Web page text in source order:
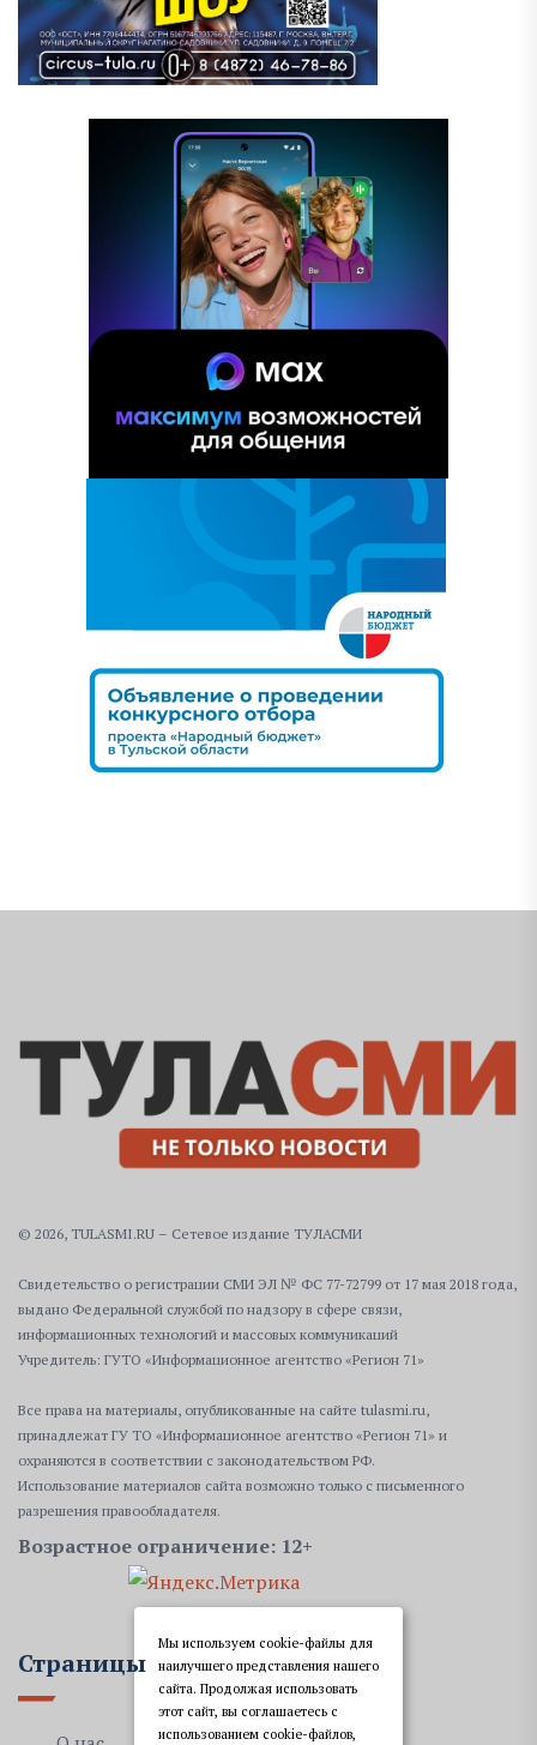
© 2026, TULASMI.RU – Сетевое издание ТУЛАСМИ
Свидетельство о регистрации СМИ ЭЛ № ФС 77-72799 от 17 мая 2018 года,
выдано Федеральной службой по надзору в сфере связи,
информационных технологий и массовых коммуникаций
Учредитель: ГУТО «Информационное агентство «Регион 71»
Все права на материалы, опубликованные на сайте tulasmi.ru,
принадлежат ГУ ТО «Информационное агентство «Регион 71» и
охраняются в соответствии с законодательством РФ.
Использование материалов сайта возможно только с письменного
разрешения правообладателя.
Возрастное ограничение: 12+
Страницы
Мы используем cookie-файлы для
наилучшего представления нашего
сайта. Продолжая использовать
этот сайт, вы соглашаетесь с
использованием cookie-файлов,